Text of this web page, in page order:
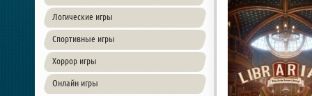
Логические игры
Спортивные игры
Хоррор игры
Онлайн игры